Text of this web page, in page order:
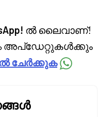
ൽ ലൈവാണ്!
അപ്‌ഡേറ്റുകൾക്കും
ചേർക്കുക